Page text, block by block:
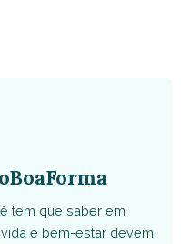
tem que saber em
e bem-estar devem